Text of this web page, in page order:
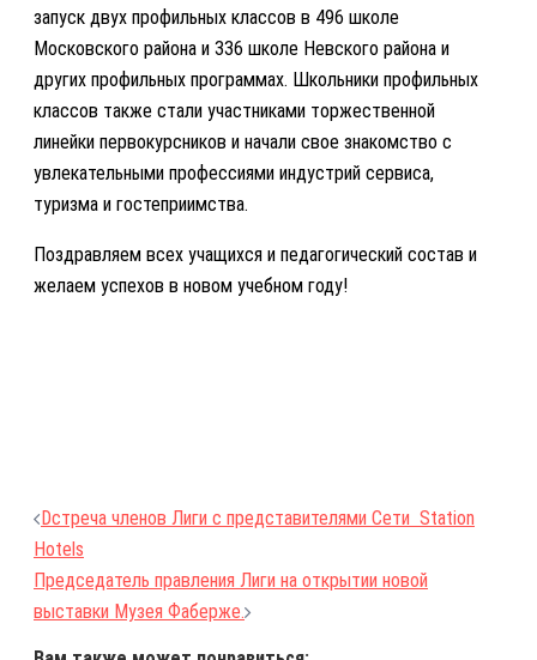
запуск двух профильных классов в 496 школе
Московского района и 336 школе Невского района и
других профильных программах. Школьники профильных
классов также стали участниками торжественной
линейки первокурсников и начали свое знакомство с
увлекательными профессиями индустрий сервиса,
туризма и гостеприимства.
Поздравляем всех учащихся и педагогический состав и
желаем успехов в новом учебном году!
Навигация
по
записям
Dстреча членов Лиги с представителями Сети Station
Hotels
Председатель правления Лиги на открытии новой
выставки Музея Фаберже.